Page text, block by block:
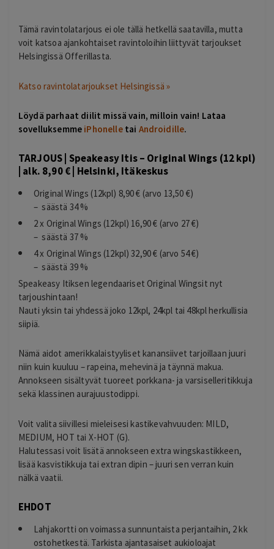
Tämä ravintolatarjous ei ole tällä hetkellä saatavilla, mutta
voit katsoa ajankohtaiset ravintoloihin liittyvät tarjoukset
Helsingissä Offerillasta.
Katso ravintolatarjoukset Helsingissä »
Löydä parhaat diilit missä vain, milloin vain! Lataa
sovelluksemme iPhonelletai Androidille.
TARJOUS | Speakeasy Itis – Original Wings (12 kpl)
| alk. 8,90 € | Helsinki, Itäkeskus
Original Wings (12kpl) 8,90 € (arvo 13,50 €)
– säästä 34 %
2 x Original Wings (12kpl) 16,90 € (arvo 27 €)
– säästä 37 %
4 x Original Wings (12kpl) 32,90 € (arvo 54 €)
– säästä 39 %
Speakeasy Itiksen legendaariset Original Wingsit nyt
tarjoushintaan!
Nauti yksin tai yhdessä joko 12kpl, 24kpl tai 48kpl herkullisia
siipiä.
Nämä aidot amerikkalaistyyliset kanansiivet tarjoillaan juuri
niin kuin kuuluu – rapeina, mehevinä ja täynnä makua.
Annokseen sisältyvät tuoreet porkkana- ja varsiselleritikkuja
sekä klassinen aurajuustodippi.
Voit valita siivillesi mieleisesi kastikevahvuuden: MILD,
MEDIUM, HOT tai X-HOT (G).
Halutessasi voit lisätä annokseen extra wingskastikkeen,
lisää kasvistikkuja tai extran dipin – juuri sen verran kuin
nälkä vaatii.
EHDOT
Lahjakortti on voimassa sunnuntaista perjantaihin, 2 kk
ostohetkestä. Tarkista ajantasaiset aukioloajat